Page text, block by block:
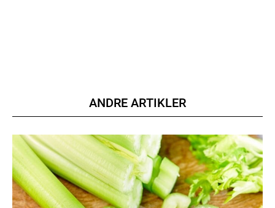
100DKK
Etiam est nibh, lobortis sit
Praesent euismod ac
Ut mollis pellentesque tortor
ANDRE ARTIKLER